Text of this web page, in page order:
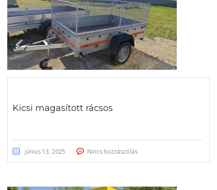
Kicsi magasított rácsos
június 13, 2025 Nincs hozzászólás